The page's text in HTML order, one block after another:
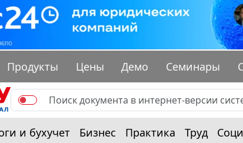
Продукты Цены Демо Семинары
и бухучет Бизнес Практика Труд